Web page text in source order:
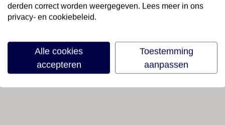
derden correct worden weergegeven. Lees meer in ons
privacy- en cookiebeleid.
Alle cookies
accepteren
Toestemming
aanpassen